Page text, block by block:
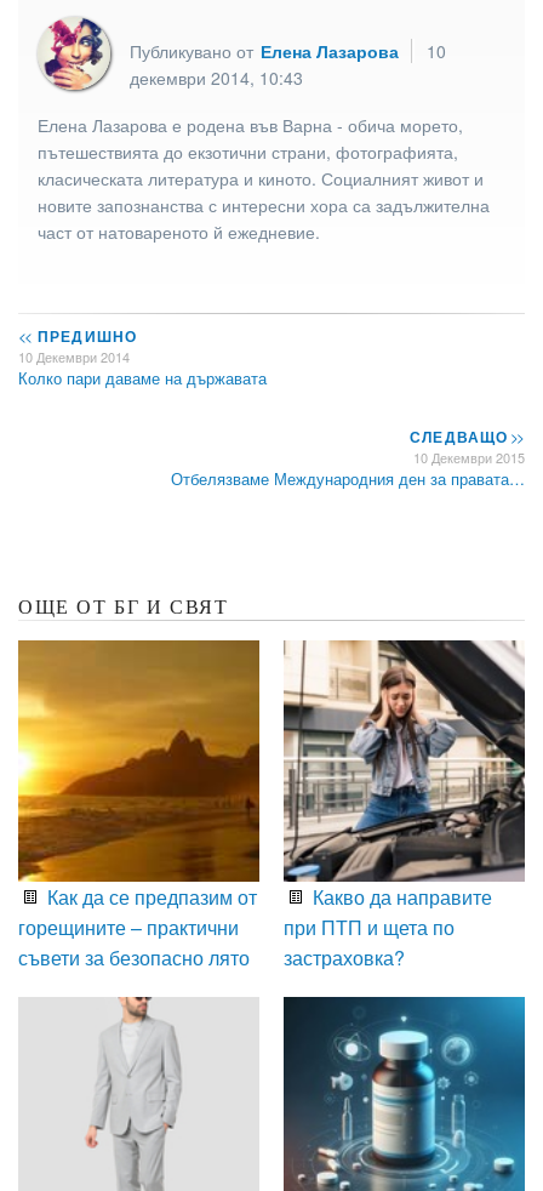
Публикувано от Елена Лазарова
10
декември 2014, 10:43
Елена Лазарова е родена във Варна - обича морето,
пътешествията до екзотични страни, фотографията,
класическата литература и киното. Социалният живот и
новите запознанства с интересни хора са задължителна
част от натовареното й ежедневие.
<< ПРЕДИШНО
10 Декември 2014
Колко пари даваме на държавата
СЛЕДВАЩО>>
10 Декември 2015
Отбелязваме Международния ден за правата…
ОЩЕ ОТ БГ И СВЯТ
Как да се предпазим от
горещините – практични
съвети за безопасно лято
Какво да направите
при ПТП и щета по
застраховка?